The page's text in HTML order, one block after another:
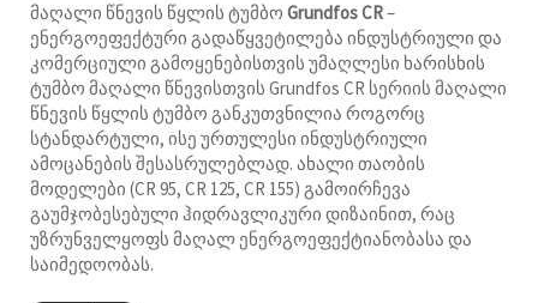
მაღალი წნევის წყლის ტუმბო Grundfos CR–
ენერგოეფექტური გადაწყვეტილება ინდუსტრიული და
კომერციული გამოყენებისთვის უმაღლესი ხარისხის
ტუმბო მაღალი წნევისთვის Grundfos CR სერიის მაღალი
წნევის წყლის ტუმბო განკუთვნილია როგორც
სტანდარტული, ისე ურთულესი ინდუსტრიული
ამოცანების შესასრულებლად. ახალი თაობის
მოდელები (CR 95, CR 125, CR 155) გამოირჩევა
გაუმჯობესებული ჰიდრავლიკური დიზაინით, რაც
უზრუნველყოფს მაღალ ენერგოეფექტიანობასა და
საიმედოობას.